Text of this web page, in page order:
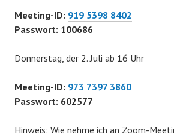
Meeting-ID: 919 5398 8402
Passwort: 100686
Donnerstag, der 2. Juli ab 16 Uhr
Meeting-ID: 973 7397 3860
Passwort: 602577
Hinweis: Wie nehme ich an Zoom-